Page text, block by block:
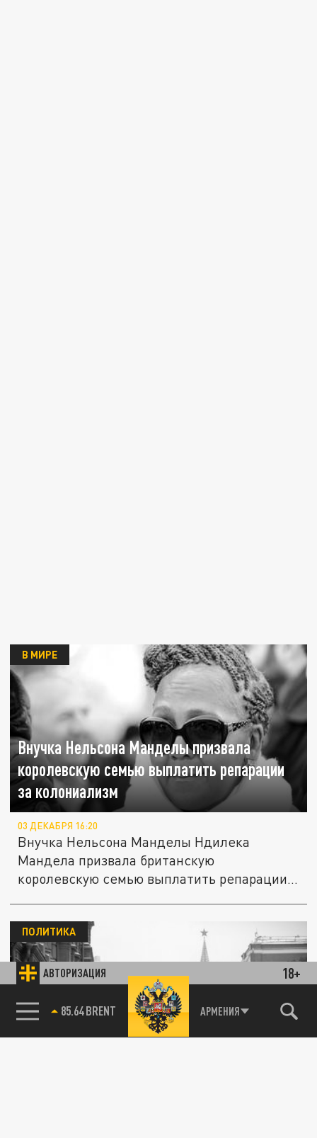
АВТОРИЗАЦИЯ 18+
85.64 BRENT АРМЕНИЯ
Внучка Нельсона Манделы призвала
королевскую семью выплатить репарации
за колониализм
В МИРЕ
03 ДЕКАБРЯ 16:20
Внучка Нельсона Манделы Ндилека
Мандела призвала британскую
королевскую семью выплатить репарации
"Платить больше некому": На Украине
ПОЛИТИКА